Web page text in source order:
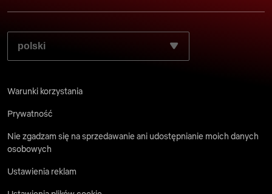
WYBIERZ PREFEROWANY JĘZYK:
Warunki korzystania
Prywatność
Nie zgadzam się na sprzedawanie ani udostępnianie moich danych
osobowych
Ustawienia reklam